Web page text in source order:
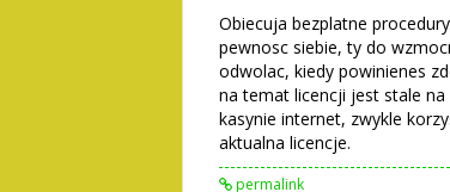
Obiecuja bezplatne
pewnosc siebie, ty do
odwolac, kiedy powinienes
na temat licencji jest stale
kasynie internet, zwykle
aktualna licencje.
permalink